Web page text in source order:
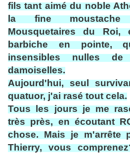
fils tant aimé du noble
la fine moustache
Mousquetaires du Roi,
barbiche en pointe,
insensibles nulles
damoiselles.
Aujourd'hui, seul
quatuor, j'ai rasé tout cela.
Tous les jours je me
très près, en écoutant
chose. Mais je m'arrête
Thierry, vous